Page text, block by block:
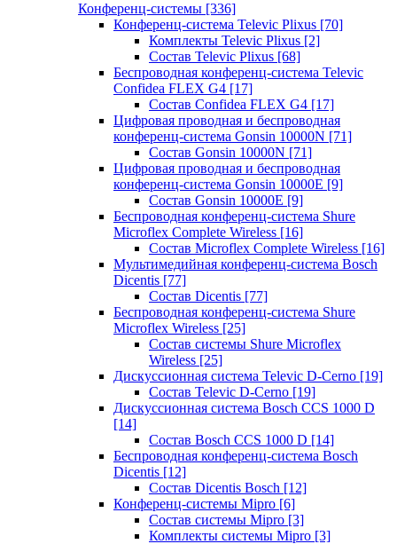
Конференц-системы [336]
Конференц-система Televic Plixus [70]
Комплекты Televic Plixus [2]
Состав Televic Plixus [68]
Беспроводная конференц-система Televic
Confidea FLEX G4 [17]
Состав Confidea FLEX G4 [17]
Цифровая проводная и беспроводная
конференц-система Gonsin 10000N [71]
Состав Gonsin 10000N [71]
Цифровая проводная и беспроводная
конференц-система Gonsin 10000E [9]
Состав Gonsin 10000E [9]
Беспроводная конференц-система Shure
Microflex Complete Wireless [16]
Состав Microflex Complete Wireless [16]
Мультимедийная конференц-система Bosch
Dicentis [77]
Состав Dicentis [77]
Беспроводная конференц-система Shure
Microflex Wireless [25]
Состав системы Shure Microflex
Wireless [25]
Дискуссионная система Televic D-Cerno [19]
Состав Televic D-Cerno [19]
Дискуссионная система Bosch CCS 1000 D
[14]
Состав Bosch CCS 1000 D [14]
Беспроводная конференц-система Bosch
Dicentis [12]
Состав Dicentis Bosch [12]
Конференц-системы Mipro [6]
Состав системы Mipro [3]
Комплекты системы Mipro [3]